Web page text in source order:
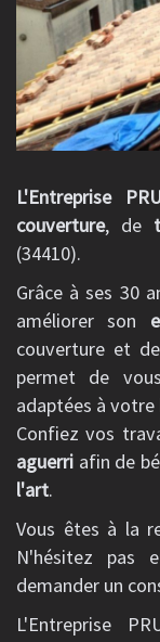
L'Entreprise
couverture, de
(34410).
Grâce à ses 30
améliorer son
couverture et
permet de
adaptées à
Confiez vos
aguerri afin de
l'art.
Vous êtes à la
N'hésitez pas
demander un
L'Entreprise